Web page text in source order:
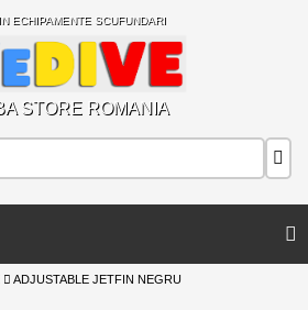
ECHIPAMENTE SCUFUNDARI
STORE ROMANIA
ADJUSTABLE JETFIN NEGRU